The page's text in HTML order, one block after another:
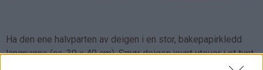
Ha den ene halvparten av deigen i en stor, bakepapirkledd
langpanne (ca. 30 x 40 cm). Smør deigen jevnt utover i et tynt